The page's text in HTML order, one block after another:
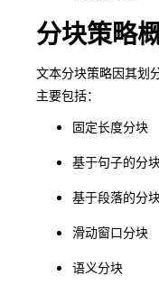
分块策略
文本分块策略因其划
主要包括：
固定长度分块
基于句子的分
基于段落的分
滑动窗口分块
语义分块